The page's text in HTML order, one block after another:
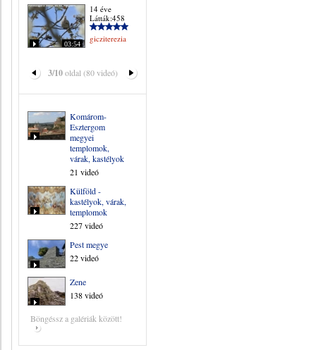
03:54
14 éve
Látták:458
gicziterezia
3/10oldal (80 videó)
Komárom-
Esztergom
megyei
templomok,
várak, kastélyok
21 videó
Külföld -
kastélyok, várak,
templomok
227 videó
Pest megye
22 videó
Zene
138 videó
Böngéssz a galériák között!